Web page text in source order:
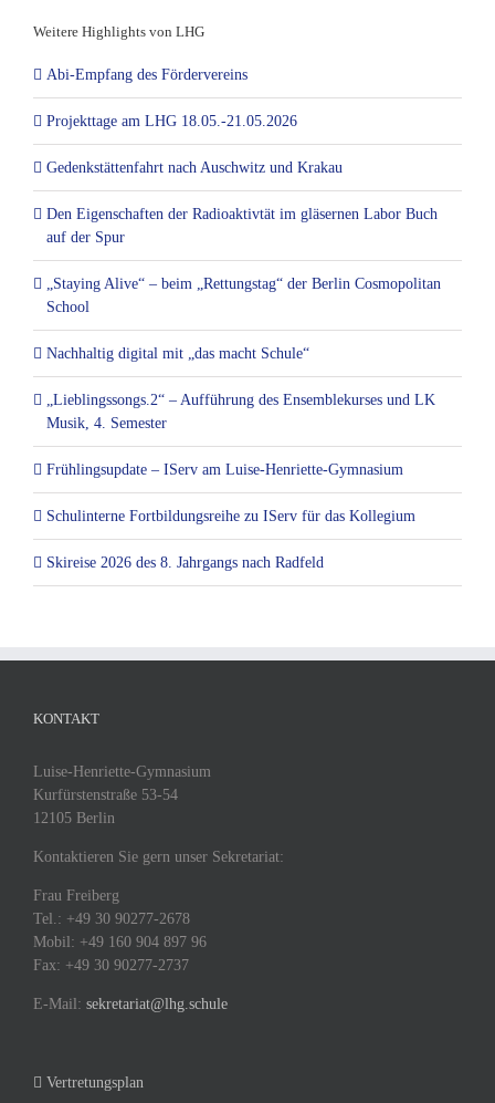
Weitere Highlights von LHG
Abi-Empfang des Fördervereins
Projekttage am LHG 18.05.-21.05.2026
Gedenkstättenfahrt nach Auschwitz und Krakau
Den Eigenschaften der Radioaktivtät im gläsernen Labor Buch
auf der Spur
„Staying Alive“ – beim „Rettungstag“ der Berlin Cosmopolitan
School
Nachhaltig digital mit „das macht Schule“
„Lieblingssongs.2“ – Aufführung des Ensemblekurses und LK
Musik, 4. Semester
Frühlingsupdate – IServ am Luise-Henriette-Gymnasium
Schulinterne Fortbildungsreihe zu IServ für das Kollegium
Skireise 2026 des 8. Jahrgangs nach Radfeld
KONTAKT
Luise-Henriette-Gymnasium
Kurfürstenstraße 53-54
12105 Berlin
Kontaktieren Sie gern unser Sekretariat:
Frau Freiberg
Tel.: +49 30 90277-2678
Mobil: +49 160 904 897 96
Fax: +49 30 90277-2737
E-Mail: sekretariat@lhg.schule
Vertretungsplan